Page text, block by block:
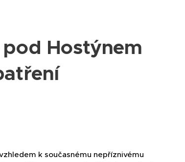
pod Hostýnem
k současnému nepříznivému